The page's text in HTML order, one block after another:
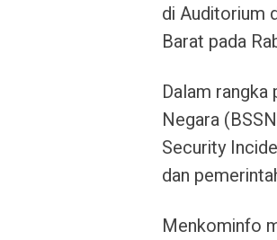
di Auditorium
Barat pada
Dalam rangka
Negara
Security
dan
Menkominfo